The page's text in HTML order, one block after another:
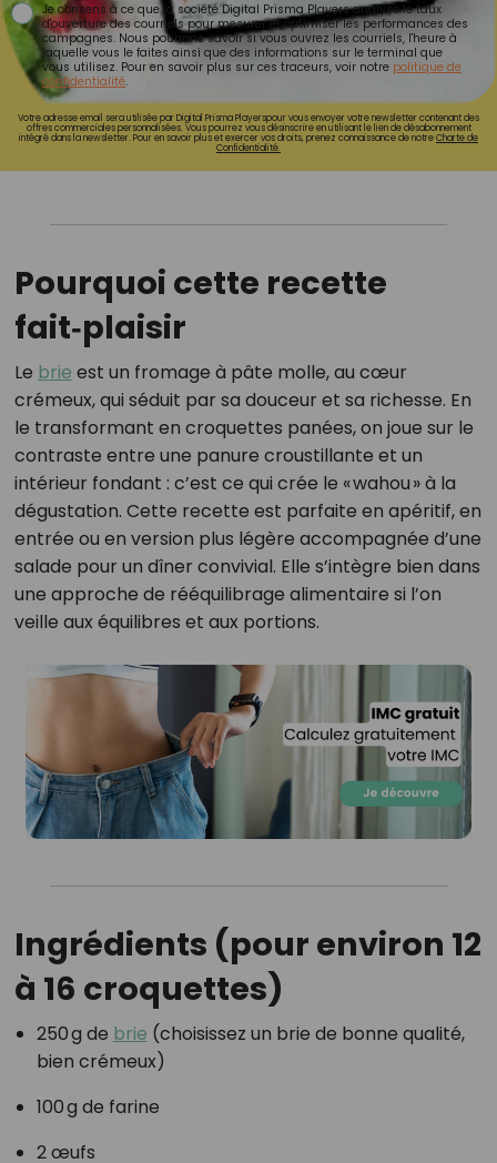
Je consens à ce que la société Digital Prisma Players analyse le taux
d'ouverture des courriels pour mesurer et optimiser les performances des
campagnes. Nous pourrons savoir si vous ouvrez les courriels, l'heure à
laquelle vous le faites ainsi que des informations sur le terminal que
vous utilisez. Pour en savoir plus sur ces traceurs, voir notre politique de
confidentialité.
Votre adresse email sera utilisée par Digital Prisma Playerspour vous envoyer votre newsletter contenant des
offres commerciales personnalisées. Vous pourrez vous désinscrire en utilisant le lien de désabonnement
intégré dans la newsletter. Pour en savoir plus et exercer vos droits, prenez connaissance de notreCharte de
Confidentialité.
Pourquoi cette recette
fait‑plaisir
Le brie est un fromage à pâte molle, au cœur
crémeux, qui séduit par sa douceur et sa richesse. En
le transformant en croquettes panées, on joue sur le
contraste entre une panure croustillante et un
intérieur fondant : c’est ce qui crée le « wahou » à la
dégustation. Cette recette est parfaite en apéritif, en
entrée ou en version plus légère accompagnée d’une
salade pour un dîner convivial. Elle s’intègre bien dans
une approche de rééquilibrage alimentaire si l’on
veille aux équilibres et aux portions.
Ingrédients (pour environ 12
à 16 croquettes)
250 g de brie (choisissez un brie de bonne qualité,
bien crémeux)
100 g de farine
2 œufs